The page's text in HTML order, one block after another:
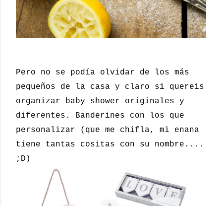
Pero no se podía olvidar de los más
pequeños de la casa y claro si quereis
organizar baby shower originales y
diferentes. Banderines con los que
personalizar (que me chifla, mi enana
tiene tantas cositas con su nombre....
;D)